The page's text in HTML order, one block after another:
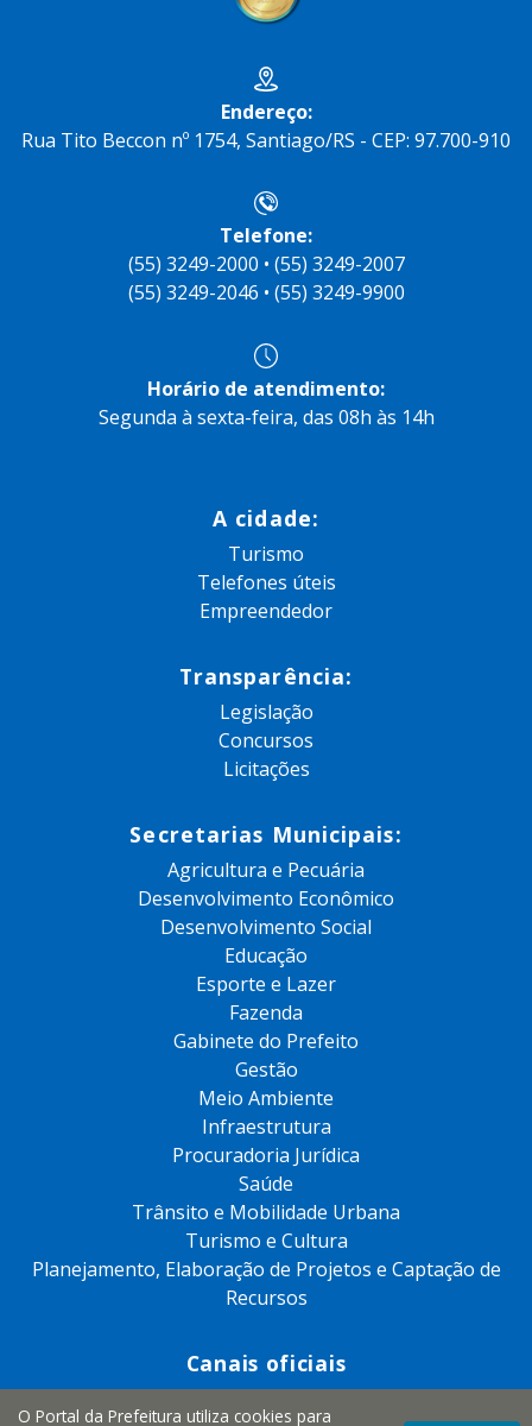
Endereço:
Rua Tito Beccon nº 1754, Santiago/RS - CEP: 97.700-910
Telefone:
(55) 3249-2000 • (55) 3249-2007
(55) 3249-2046 • (55) 3249-9900
Horário de atendimento:
Segunda à sexta-feira, das 08h às 14h
A cidade:
Turismo
Telefones úteis
Empreendedor
Transparência:
Legislação
Concursos
Licitações
Secretarias Municipais:
Agricultura e Pecuária
Desenvolvimento Econômico
Desenvolvimento Social
Educação
Esporte e Lazer
Fazenda
Gabinete do Prefeito
Gestão
Meio Ambiente
Infraestrutura
Procuradoria Jurídica
Saúde
Trânsito e Mobilidade Urbana
Turismo e Cultura
Planejamento, Elaboração de Projetos e Captação de
Recursos
Canais oficiais
O Portal da Prefeitura utiliza cookies para